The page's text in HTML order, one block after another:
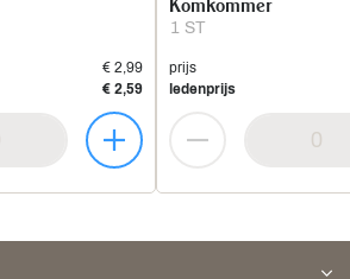
€ 2,99
€ 2,59
1 ST
Komkommer
prijs
ledenprijs